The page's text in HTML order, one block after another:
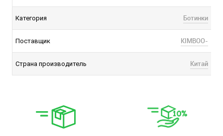
Категория Ботинки
Поставщик KIMBOO-
Страна производитель Китай